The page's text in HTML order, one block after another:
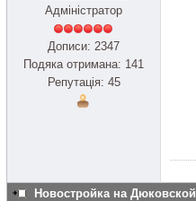
Адміністратор
Дописи: 2347
Подяка отримана: 141
Репутація: 45
Новостройка на Дюковской